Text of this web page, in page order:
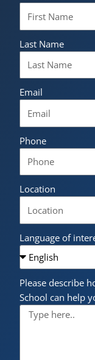
Last Name
Email
Phone
Location
Language of
Please describe
School can help